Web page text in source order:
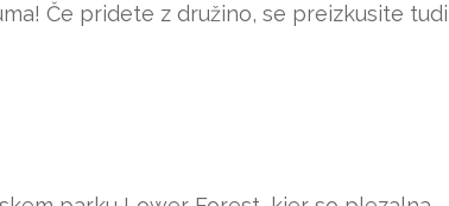
Če pridete z družino, se preizkusite tudi